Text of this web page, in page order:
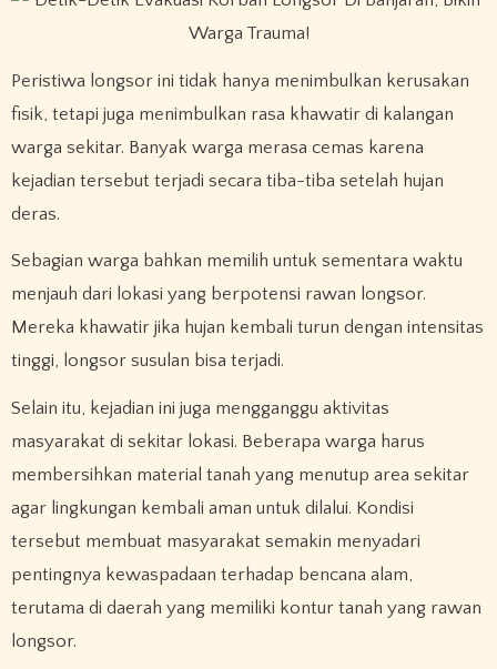
Peristiwa longsor ini tidak hanya menimbulkan kerusakan
fisik, tetapi juga menimbulkan rasa khawatir di kalangan
warga sekitar. Banyak warga merasa cemas karena
kejadian tersebut terjadi secara tiba-tiba setelah hujan
deras.
Sebagian warga bahkan memilih untuk sementara waktu
menjauh dari lokasi yang berpotensi rawan longsor.
Mereka khawatir jika hujan kembali turun dengan intensitas
tinggi, longsor susulan bisa terjadi.
Selain itu, kejadian ini juga mengganggu aktivitas
masyarakat di sekitar lokasi. Beberapa warga harus
membersihkan material tanah yang menutup area sekitar
agar lingkungan kembali aman untuk dilalui. Kondisi
tersebut membuat masyarakat semakin menyadari
pentingnya kewaspadaan terhadap bencana alam,
terutama di daerah yang memiliki kontur tanah yang rawan
longsor.